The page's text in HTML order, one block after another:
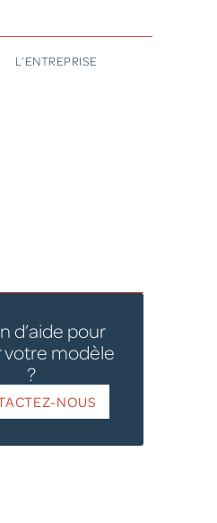
L’ENTREPRISE
d’aide pour
votre modèle
?
NOUS